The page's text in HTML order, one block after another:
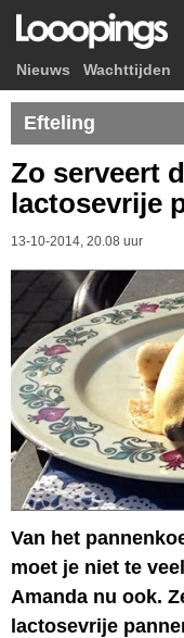
Nieuws Wachttijden
Efteling
Zo serveert
lactosevrije
13-10-2014, 20.08 uur
Van het
moet je niet te
Amanda nu ook.
lactosevrije